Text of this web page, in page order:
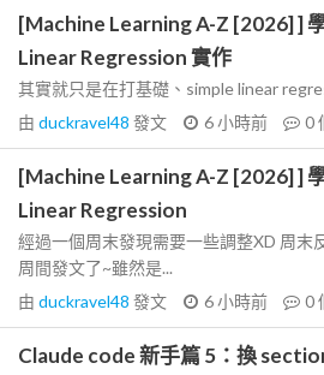
[Machine Learning A-Z [2026] ]
Linear Regression 實作
其實就只是在打基礎、simple linear
由 duckravel48 發文 6 小時前 0
[Machine Learning A-Z [2026] ]
Linear Regression
經過一個周末發現需要一些調整XD 周末
周間發文了~雖然是...
由 duckravel48 發文 6 小時前 0
Claude code 新手篇 5：換